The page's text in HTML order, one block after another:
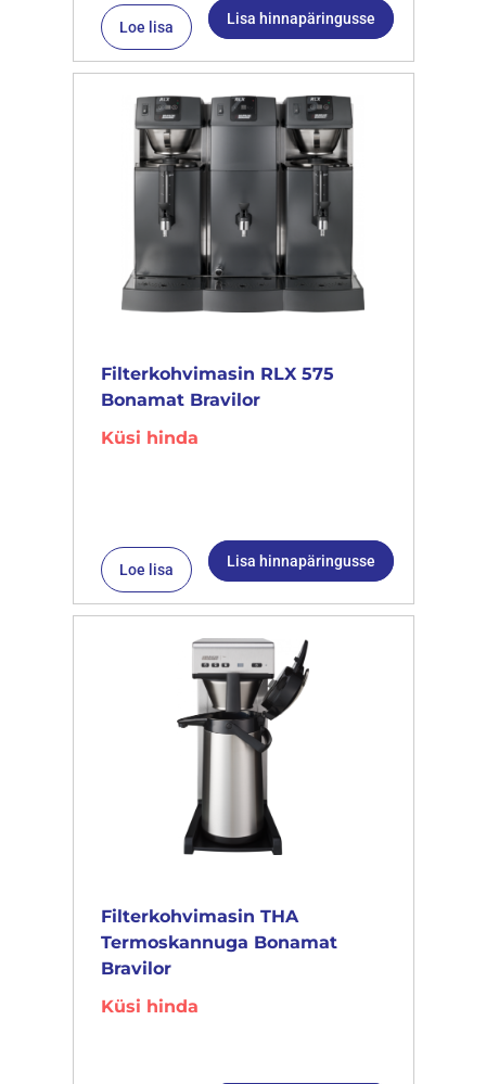
Loe lisa Lisa hinnapäringusse
Filterkohvimasin RLX 575
Bonamat Bravilor
Küsi hinda
Loe lisa Lisa hinnapäringusse
Filterkohvimasin THA
Termoskannuga Bonamat
Bravilor
Küsi hinda